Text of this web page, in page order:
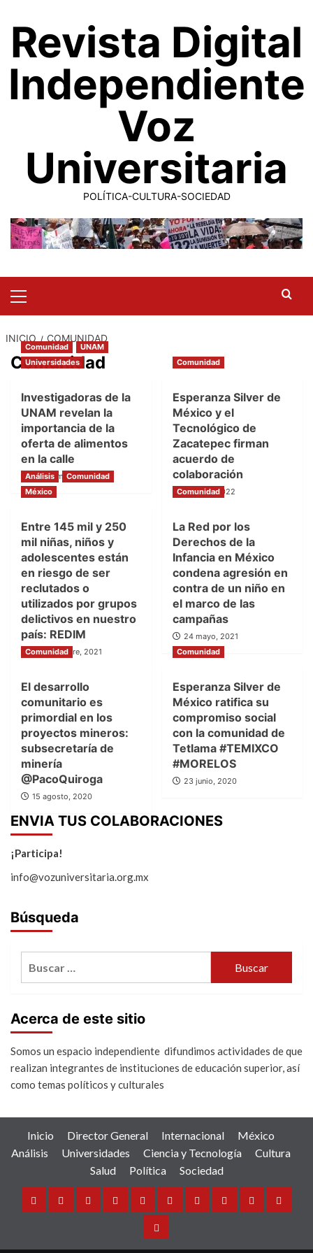
contenido
Revista Digital
Independiente
Voz
Universitaria
POLÍTICA-CULTURA-SOCIEDAD
Menu
INICIO COMUNIDAD
Comunidad
Comunidad
UNAM
Universidades
Investigadoras de la
UNAM revelan la
importancia de la
oferta de alimentos
en la calle
9 diciembre, 2024
Comunidad
Esperanza Silver de
México y el
Tecnológico de
Zacatepec firman
acuerdo de
colaboración
14 junio, 2022
Análisis
Comunidad
México
Entre 145 mil y 250
mil niñas, niños y
adolescentes están
en riesgo de ser
reclutados o
utilizados por grupos
delictivos en nuestro
país: REDIM
7 septiembre, 2021
Comunidad
La Red por los
Derechos de la
Infancia en México
condena agresión en
contra de un niño en
el marco de las
campañas
24 mayo, 2021
Comunidad
El desarrollo
comunitario es
primordial en los
proyectos mineros:
subsecretaría de
minería
@PacoQuiroga
15 agosto, 2020
Comunidad
Esperanza Silver de
México ratifica su
compromiso social
con la comunidad de
Tetlama #TEMIXCO
#MORELOS
23 junio, 2020
ENVIA TUS COLABORACIONES
¡Participa!
info@vozuniversitaria.org.mx
Búsqueda
Acerca de este sitio
Somos un espacio independiente difundimos actividades de que
realizan integrantes de instituciones de educación superior, así
como temas políticos y culturales
Inicio Director General Internacional
México
Análisis
Universidades Ciencia y Tecnología
Cultura
Salud
Política Sociedad
Inicio DirectorInternacional
MéxicoAnálisisUniversidades
CienciaCulturaSalud Política
Sociedad